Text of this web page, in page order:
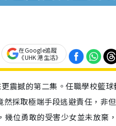
在Google追蹤
《UHK 港生活》
震撼的第二集。任職學校籃球
採取極端手段逃避責任，非
幾位勇敢的受害少女並未放棄